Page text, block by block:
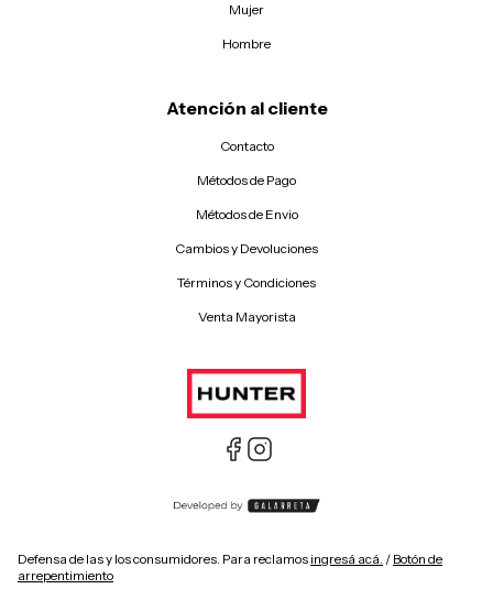
Mujer
Hombre
Atención al cliente
Contacto
Métodos de Pago
Métodos de Envio
Cambios y Devoluciones
Términos y Condiciones
Venta Mayorista
Defensa de las y los consumidores. Para reclamos ingresá acá. / Botón de
arrepentimiento